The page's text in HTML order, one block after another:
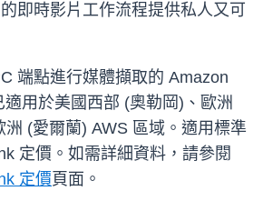
即時影片工作流程提供私人又可
端點進行媒體擷取的 Amazon
用於美國西部 (奧勒岡)、歐洲
洲 (愛爾蘭) AWS 區域。適用標準
定價。如需詳細資料，請參閱
定價 頁面。